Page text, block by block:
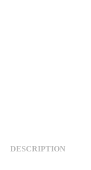
DESCRIPTION